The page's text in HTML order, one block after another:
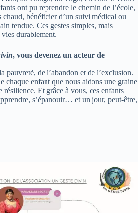
ont pu reprendre le chemin de l’école,
chaud, bénéficier d’un suivi médical ou
tendue. Ces gestes simples, mais
durablement.
, vous devenez un acteur de
pauvreté, de l’abandon et de l’exclusion.
chaque enfant que nous aidons une graine
résilience. Et grâce à vous, ces enfants
s’épanouir… et un jour, peut-être,